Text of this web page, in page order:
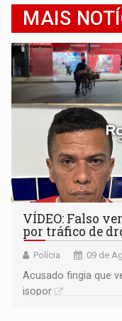
MAIS
VÍDEO: Falso
por tráfico de
Polícia 09 de
Acusado fingia que
isopor